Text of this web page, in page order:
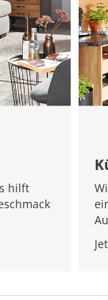
hilft